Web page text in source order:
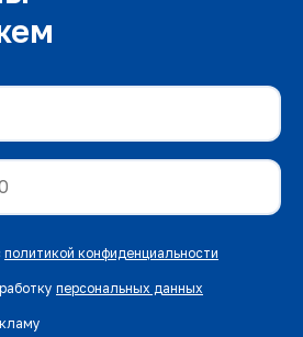
политикой конфиденциальности
персональных данных